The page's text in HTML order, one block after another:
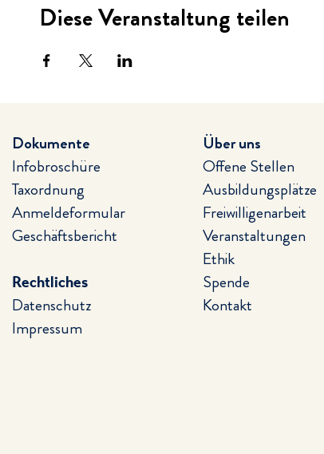
Diese Veranstaltung teilen
Dokumente
Infobroschüre
Taxordnung
Anmeldeformular
Geschäftsbericht
Rechtliches
Datenschutz
Impressum
Über uns
Offene Stellen
Ausbildungsplätze
Freiwilligenarbeit
Veranstaltungen
Ethik
Spende
Kontakt